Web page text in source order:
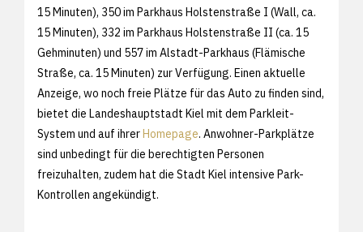
15 Minuten), 350 im Parkhaus Holstenstraße I (Wall, ca.
15 Minuten), 332 im Parkhaus Holstenstraße II (ca. 15
Gehminuten) und 557 im Alstadt-Parkhaus (Flämische
Straße, ca. 15 Minuten) zur Verfügung. Einen aktuelle
Anzeige, wo noch freie Plätze für das Auto zu finden sind,
bietet die Landeshauptstadt Kiel mit dem Parkleit-
System und auf ihrerHomepage. Anwohner-Parkplätze
sind unbedingt für die berechtigten Personen
freizuhalten, zudem hat die Stadt Kiel intensive Park-
Kontrollen angekündigt.